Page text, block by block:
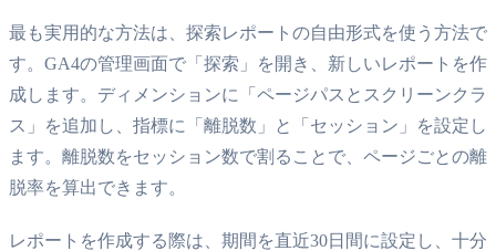
最も実用的な方法は、探索レポートの自由形式を使う方法で
す。GA4の管理画面で「探索」を開き、新しいレポートを作
成します。ディメンションに「ページパスとスクリーンクラ
ス」を追加し、指標に「離脱数」と「セッション」を設定し
ます。離脱数をセッション数で割ることで、ページごとの離
脱率を算出できます。
レポートを作成する際は、期間を直近30日間に設定し、十分